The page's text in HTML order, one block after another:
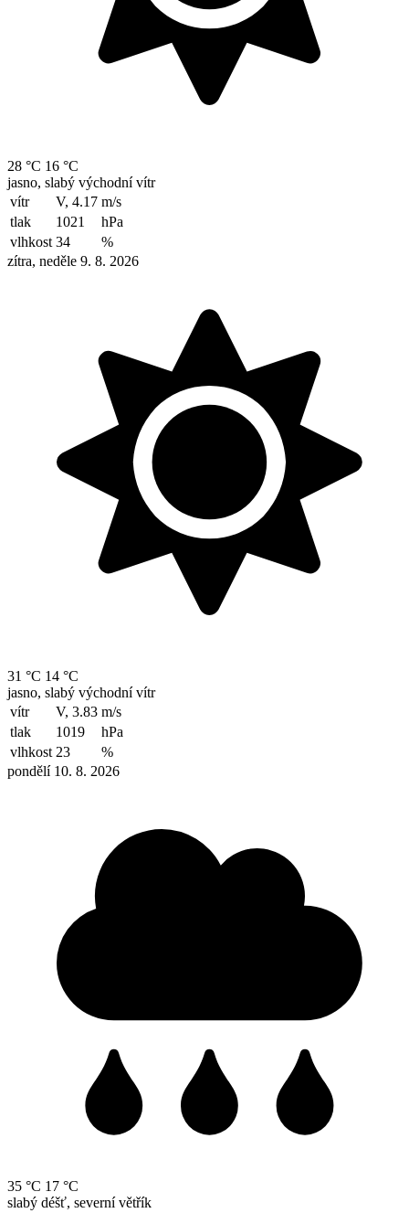
28 °C 16 °C
jasno, slabý východní vítr
vítr
V, 4.17 m/s
tlak
1021
hPa
vlhkost 34
%
zítra, neděle 9. 8. 2026
31 °C 14 °C
jasno, slabý východní vítr
vítr
V, 3.83 m/s
tlak
1019
hPa
vlhkost 23
%
pondělí 10. 8. 2026
35 °C 17 °C
slabý déšť, severní větřík